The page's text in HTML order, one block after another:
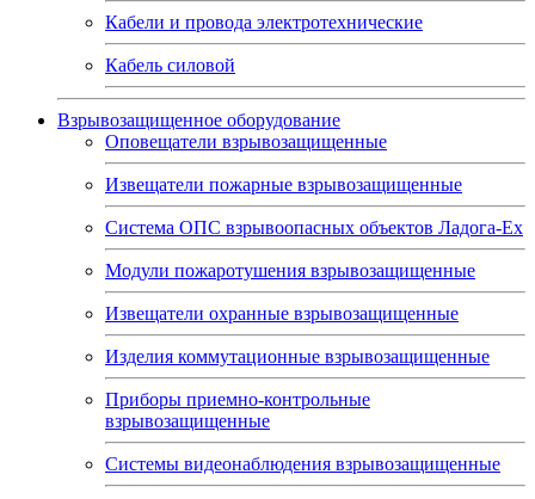
Кабели и провода электротехнические
Кабель силовой
Взрывозащищенное оборудование
Оповещатели взрывозащищенные
Извещатели пожарные взрывозащищенные
Система ОПС взрывоопасных объектов Ладога-Ex
Модули пожаротушения взрывозащищенные
Извещатели охранные взрывозащищенные
Изделия коммутационные взрывозащищенные
Приборы приемно-контрольные
взрывозащищенные
Системы видеонаблюдения взрывозащищенные